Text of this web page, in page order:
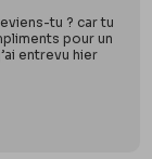
tu ? car tu
pour un
entrevu hier